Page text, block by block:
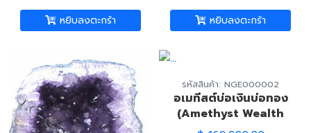
หยิบลงตะกร้า หยิบลงตะกร้า
รหัสสินค้า: NGE000002
อเมทีสต์บ่อเงินบ่อทอง
(Amethyst Wealth
Well)